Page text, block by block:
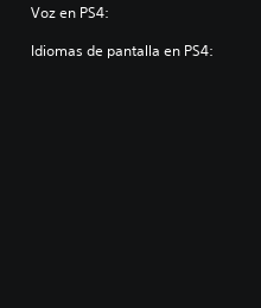
Voz en PS4:
Idiomas de pantalla en PS4: